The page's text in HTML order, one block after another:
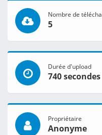
Nombre de
5
Durée d'upload
740 secondes
Propriétaire
Anonyme